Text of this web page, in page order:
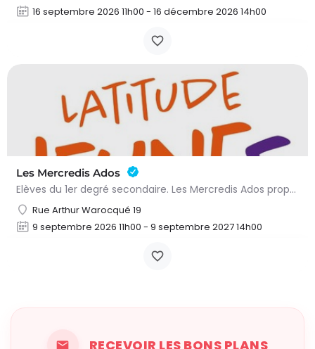
16 septembre 2026 11h00 - 16 décembre 2026 14h00
Les Mercredis Ados
Elèves du 1er degré secondaire. Les Mercredis Ados proposent, aux jeunes, un accompagnement scolaire et une…
Rue Arthur Warocqué 19
9 septembre 2026 11h00 - 9 septembre 2027 14h00
RECEVOIR LES BONS PLANS